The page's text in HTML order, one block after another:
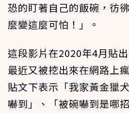
恐的盯著自己的飯碗，彷
麼變這麼可怕！」。
這段影片在2020年4月貼
最近又被挖出來在網路上
貼文下表示「我家黃金獵
嚇到」、「被碗嚇到是哪